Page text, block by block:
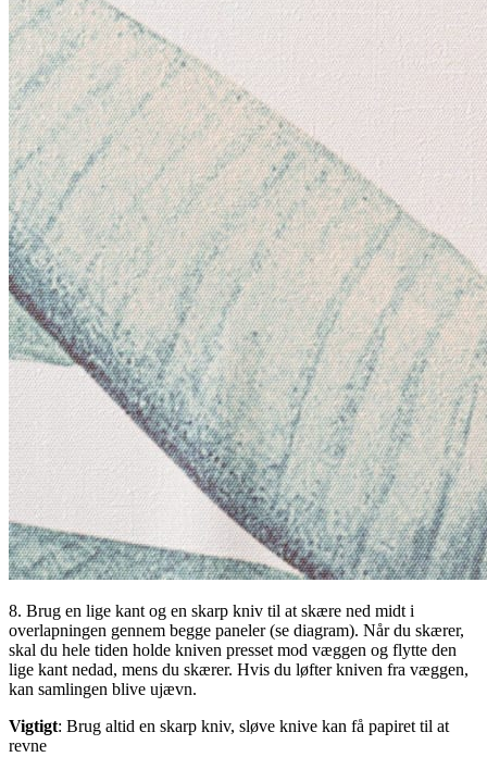
8. Brug en lige kant og en skarp kniv til at skære ned midt i
overlapningen gennem begge paneler (se diagram). Når du skærer,
skal du hele tiden holde kniven presset mod væggen og flytte den
lige kant nedad, mens du skærer. Hvis du løfter kniven fra væggen,
kan samlingen blive ujævn.
Vigtigt: Brug altid en skarp kniv, sløve knive kan få papiret til at
revne